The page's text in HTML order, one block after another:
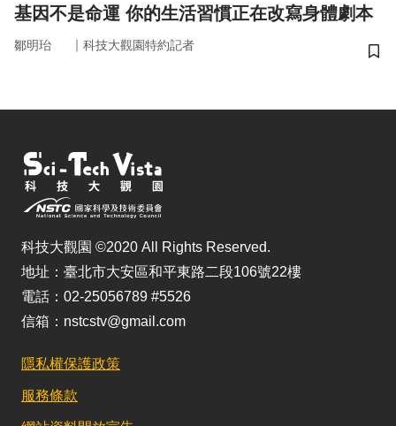
基因不是命運 你的生活習慣正在改寫身體劇本
鄒明珆 ｜ 科技大觀園特約記者
儲
科技大觀園 ©2020 All Rights Reserved.
地址：臺北市大安區和平東路二段106號22樓
電話：02-25056789 #5526
信箱：nstcstv@gmail.com
隱私權保護政策
服務條款